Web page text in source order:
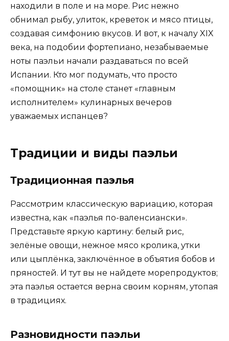
находили в поле и на море. Рис нежно
обнимал рыбу, улиток, креветок и мясо птицы,
создавая симфонию вкусов. И вот, к началу XIX
века, на подобии фортепиано, незабываемые
ноты паэльи начали раздаваться по всей
Испании. Кто мог подумать, что просто
«помощник» на столе станет «главным
исполнителем» кулинарных вечеров
уважаемых испанцев?
Традиции и виды паэльи
Традиционная паэлья
Рассмотрим классическую вариацию, которая
известна, как «паэлья по-валенсиански».
Представьте яркую картину: белый рис,
зелёные овощи, нежное мясо кролика, утки
или цыплёнка, заключённое в объятия бобов и
пряностей. И тут вы не найдете морепродуктов;
эта паэлья остается верна своим корням, утопая
в традициях.
Разновидности паэльи